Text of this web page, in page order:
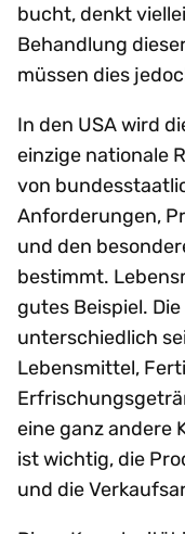
bucht, denkt
Behandlung
müssen dies
In den USA wird
einzige nationale
von
Anforderungen,
und den
bestimmt.
gutes Beispiel.
unterschiedlich
Lebensmittel,
eine ganz andere
ist wichtig, die
und die